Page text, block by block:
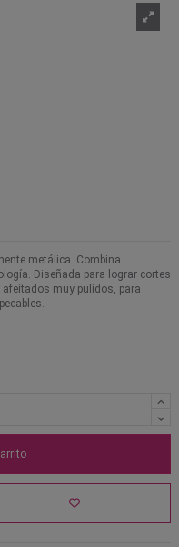
metálica. Combina
Diseñada para lograr cortes
muy pulidos, para